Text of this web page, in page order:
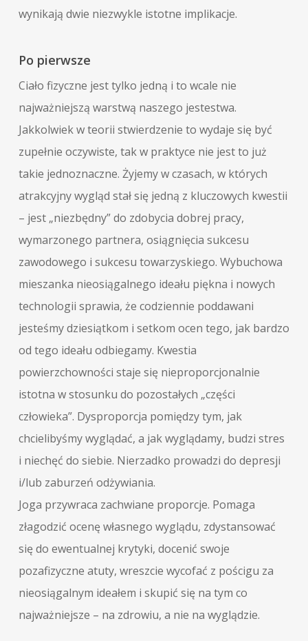
wynikają dwie niezwykle istotne implikacje.
Po pierwsze
Ciało fizyczne jest tylko jedną i to wcale nie
najważniejszą warstwą naszego jestestwa.
Jakkolwiek w teorii stwierdzenie to wydaje się być
zupełnie oczywiste, tak w praktyce nie jest to już
takie jednoznaczne. Żyjemy w czasach, w których
atrakcyjny wygląd stał się jedną z kluczowych kwestii
– jest „niezbędny” do zdobycia dobrej pracy,
wymarzonego partnera, osiągnięcia sukcesu
zawodowego i sukcesu towarzyskiego. Wybuchowa
mieszanka nieosiągalnego ideału piękna i nowych
technologii sprawia, że codziennie poddawani
jesteśmy dziesiątkom i setkom ocen tego, jak bardzo
od tego ideału odbiegamy. Kwestia
powierzchowności staje się nieproporcjonalnie
istotna w stosunku do pozostałych „części
człowieka”. Dysproporcja pomiędzy tym, jak
chcielibyśmy wyglądać, a jak wyglądamy, budzi stres
i niechęć do siebie. Nierzadko prowadzi do depresji
i/lub zaburzeń odżywiania.
Joga przywraca zachwiane proporcje. Pomaga
złagodzić ocenę własnego wyglądu, zdystansować
się do ewentualnej krytyki, docenić swoje
pozafizyczne atuty, wreszcie wycofać z pościgu za
nieosiągalnym ideałem i skupić się na tym co
najważniejsze – na zdrowiu, a nie na wyglądzie.